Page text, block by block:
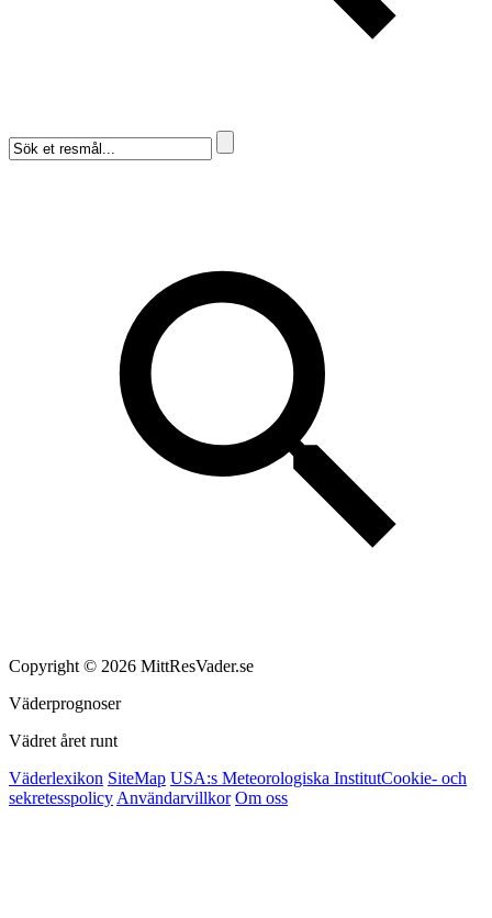
Copyright © 2026 MittResVader.se
Väderprognoser
Vädret året runt
Väderlexikon SiteMap USA:s Meteorologiska InstitutCookie- och
sekretesspolicy Användarvillkor Om oss